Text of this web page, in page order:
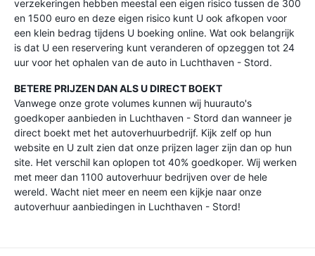
verzekeringen hebben meestal een eigen risico tussen de 300
en 1500 euro en deze eigen risico kunt U ook afkopen voor
een klein bedrag tijdens U boeking online. Wat ook belangrijk
is dat U een reservering kunt veranderen of opzeggen tot 24
uur voor het ophalen van de auto in Luchthaven - Stord.
BETERE PRIJZEN DAN ALS U DIRECT BOEKT
Vanwege onze grote volumes kunnen wij huurauto's
goedkoper aanbieden in Luchthaven - Stord dan wanneer je
direct boekt met het autoverhuurbedrijf. Kijk zelf op hun
website en U zult zien dat onze prijzen lager zijn dan op hun
site. Het verschil kan oplopen tot 40% goedkoper. Wij werken
met meer dan 1100 autoverhuur bedrijven over de hele
wereld. Wacht niet meer en neem een kijkje naar onze
autoverhuur aanbiedingen in Luchthaven - Stord!